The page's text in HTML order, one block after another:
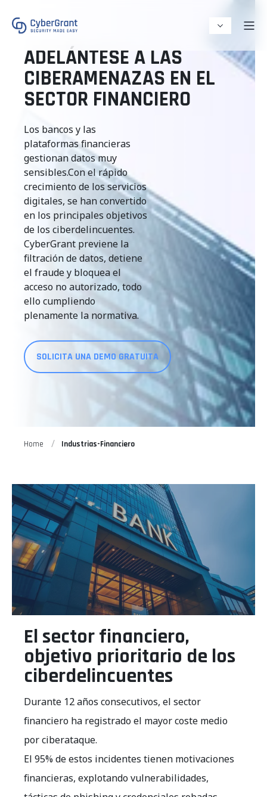
ADELÁNTESE A LAS
CIBERAMENAZAS EN EL
SECTOR FINANCIERO
Los bancos y las
plataformas financieras
gestionan datos muy
sensibles.Con el rápido
crecimiento de los servicios
digitales, se han convertido
en los principales objetivos
de los ciberdelincuentes.
CyberGrant previene la
filtración de datos, detiene
el fraude y bloquea el
acceso no autorizado, todo
ello cumpliendo
plenamente la normativa.
SOLICITA UNA DEMO GRATUITA
Home Industrias-Financiero
El sector financiero,
objetivo prioritario de los
ciberdelincuentes
Durante 12 años consecutivos, el sector
financiero ha registrado el mayor coste medio
por ciberataque.
El 95% de estos incidentes tienen motivaciones
financieras, explotando vulnerabilidades,